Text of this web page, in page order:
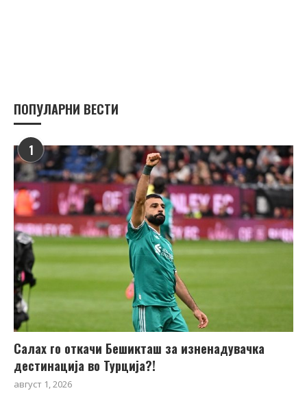
ПОПУЛАРНИ ВЕСТИ
1
Салах го откачи Бешикташ за изненадувачка
дестинација во Турција?!
август 1, 2026